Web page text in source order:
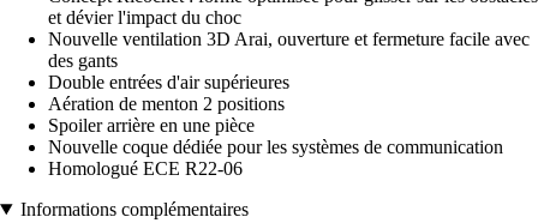
et dévier l'impact du choc
Nouvelle ventilation 3D Arai, ouverture et fermeture facile avec
des gants
Double entrées d'air supérieures
Aération de menton 2 positions
Spoiler arrière en une pièce
Nouvelle coque dédiée pour les systèmes de communication
Homologué ECE R22-06
Informations complémentaires